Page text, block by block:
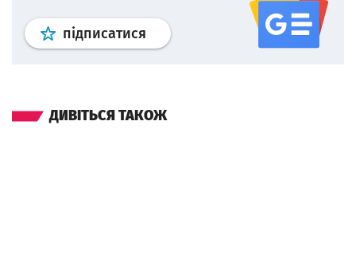
підписатися Профіль google news
ДИВІТЬСЯ ТАКОЖ